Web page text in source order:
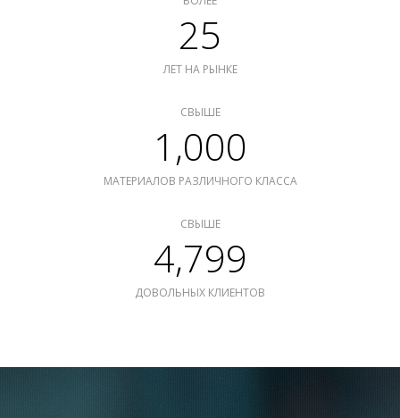
25
ЛЕТ НА РЫНКЕ
СВЫШЕ
1,000
МАТЕРИАЛОВ РАЗЛИЧНОГО КЛАССА
СВЫШЕ
4,799
ДОВОЛЬНЫХ КЛИЕНТОВ